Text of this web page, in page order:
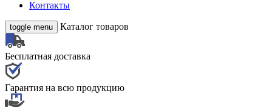
Контакты
toggle menu Каталог товаров
Бесплатная доставка
Гарантия на всю продукцию